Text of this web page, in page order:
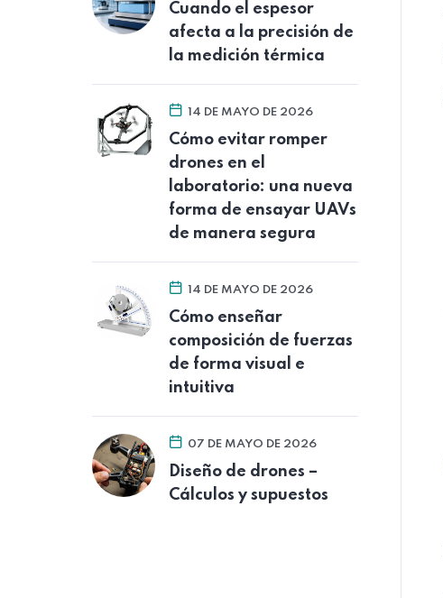
Cuando el espesor
afecta a la precisión de
la medición térmica
14 DE MAYO DE 2026
Cómo evitar romper
drones en el
laboratorio: una nueva
forma de ensayar UAVs
de manera segura
14 DE MAYO DE 2026
Cómo enseñar
composición de fuerzas
de forma visual e
intuitiva
07 DE MAYO DE 2026
Diseño de drones –
Cálculos y supuestos